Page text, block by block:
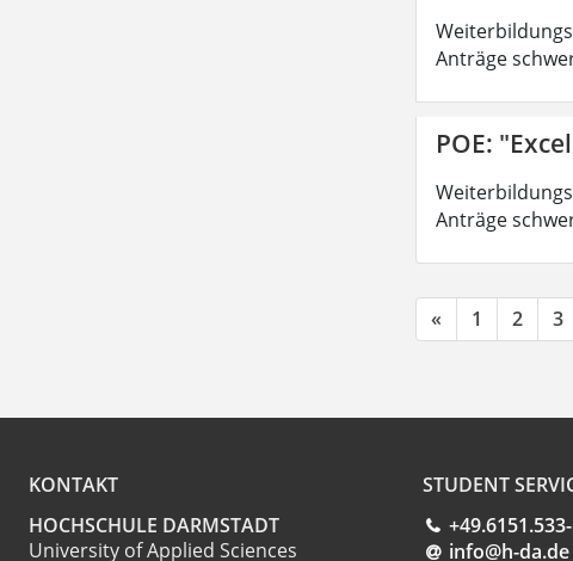
Anträge
POE:
Anträge
« 1 2 3
KONTAKT
HOCHSCHULE DARMSTADT
University of Applied Sciences
STUDENT
info@h-da.de